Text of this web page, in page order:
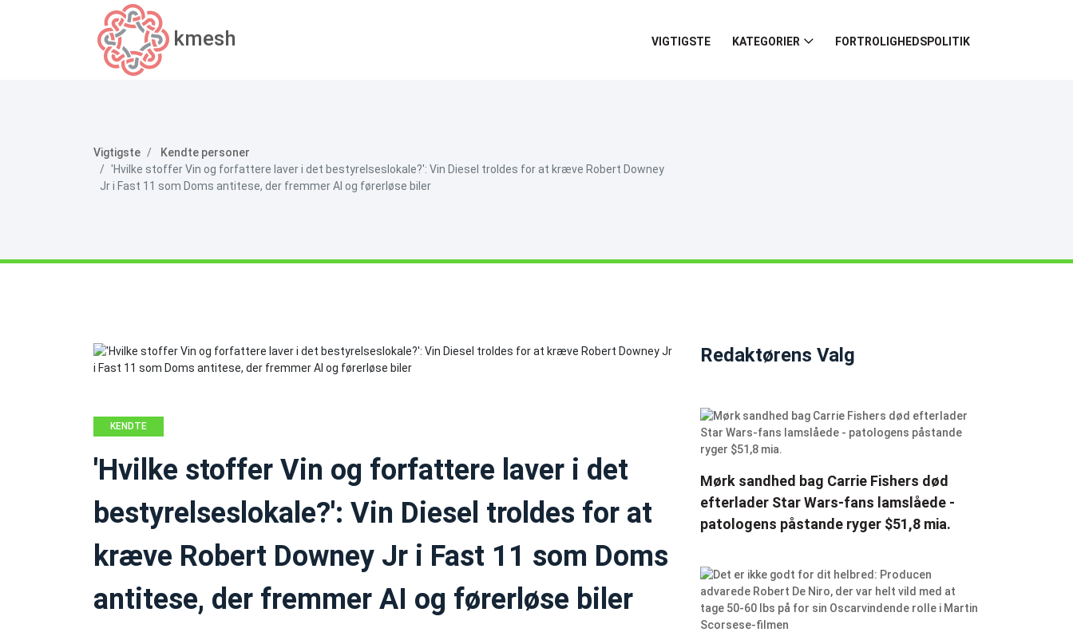
kmesh VIGTIGSTE KATEGORIER FORTROLIGHEDSPOLITIK
Vigtigste
Kendte personer
'Hvilke stoffer Vin og forfattere laver i det bestyrelseslokale?': Vin Diesel troldes for at kræve Robert Downey
Jr i Fast 11 som Doms antitese, der fremmer AI og førerløse biler
KENDTE
'Hvilke stoffer Vin og forfattere laver i det
bestyrelseslokale?': Vin Diesel troldes for at
kræve Robert Downey Jr i Fast 11 som Doms
antitese, der fremmer AI og førerløse biler
Redaktørens Valg
Mørk sandhed bag Carrie Fishers død
efterlader Star Wars-fans lamslåede -
patologens påstande ryger $51,8 mia.